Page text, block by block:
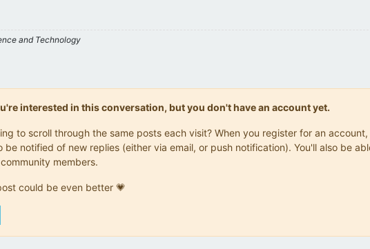
and Technology
interested in this conversation, but you don't have an account yet.
to scroll through the same posts each visit? When you register for an
be notified of new replies (either via email, or push notification). You'll also be
members.
could be even better 💗